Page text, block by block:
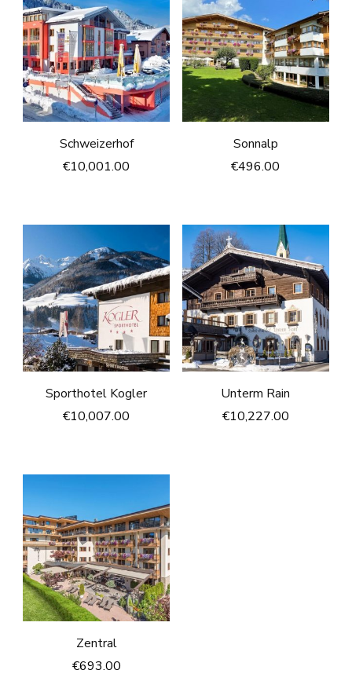
Schweizerhof
€10,001.00
Sonnalp
€496.00
Sporthotel Kogler
€10,007.00
Unterm Rain
€10,227.00
Zentral
€693.00